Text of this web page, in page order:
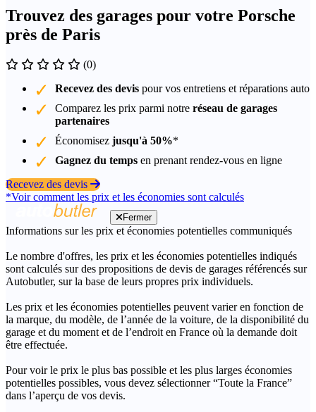
Trouvez des garages pour votre Porsche
près de Paris
(0)
Recevez des devis pour vos entretiens et réparations auto
Comparez les prix parmi notre réseau de garages
partenaires
Économisez jusqu'à 50%*
Gagnez du temps en prenant rendez-vous en ligne
Recevez des devis
*Voir comment les prix et les économies sont calculés
Fermer
Informations sur les prix et économies potentielles communiqués
Le nombre d'offres, les prix et les économies potentielles indiqués
sont calculés sur des propositions de devis de garages référencés sur
Autobutler, sur la base de leurs propres prix individuels.
Les prix et les économies potentielles peuvent varier en fonction de
la marque, du modèle, de l’année de la voiture, de la disponibilité du
garage et du moment et de l’endroit en France où la demande doit
être effectuée.
Pour voir le prix le plus bas possible et les plus larges économies
potentielles possibles, vous devez sélectionner “Toute la France”
dans l’aperçu de vos devis.